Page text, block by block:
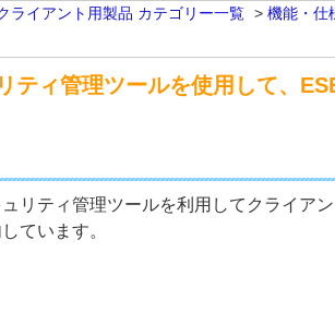
ライアント用製品 カテゴリー一覧 > 機能・仕
ティ管理ツールを使用して、
リティ管理ツールを利用してクライア
ています。